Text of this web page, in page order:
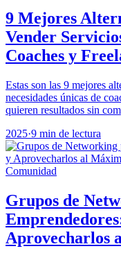
9 Mejores
Vender
Coaches y
Estas son las 9 mejores
necesidades únicas de
quieren resultados sin
2025·9 min de lectura
Comunidad
Grupos de
Aprovecharlos